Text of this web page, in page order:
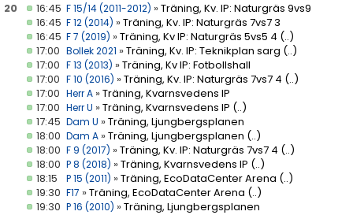
20
16:45 F 15/14 (2011-2012) »Träning, Kv. IP: Naturgräs 9vs9
16:45 F 12 (2014) »Träning, Kv. IP: Naturgräs 7vs7 3
16:45 F 7 (2019) »Träning, Kv IP: Naturgräs 5vs5 4 (..)
17:00 Bollek 2021 »Träning, Kv. IP: Teknikplan sarg (..)
17:00 F 13 (2013) »Träning, Kv IP: Fotbollshall
17:00 F 10 (2016) »Träning, Kv. IP: Naturgräs 7vs7 4 (..)
17:00 Herr A »Träning, Kvarnsvedens IP
17:00 Herr U »Träning, Kvarnsvedens IP (..)
17:45 Dam U »Träning, Ljungbergsplanen
18:00 Dam A »Träning, Ljungbergsplanen (..)
18:00 F 9 (2017) »Träning, Kv. IP: Naturgräs 7vs7 4 (..)
18:00 P 8 (2018) »Träning, Kvarnsvedens IP (..)
18:15
P 15 (2011) »Träning, EcoDataCenter Arena (..)
19:30 F17 »Träning, EcoDataCenter Arena (..)
19:30 P 16 (2010) »Träning, Ljungbergsplanen